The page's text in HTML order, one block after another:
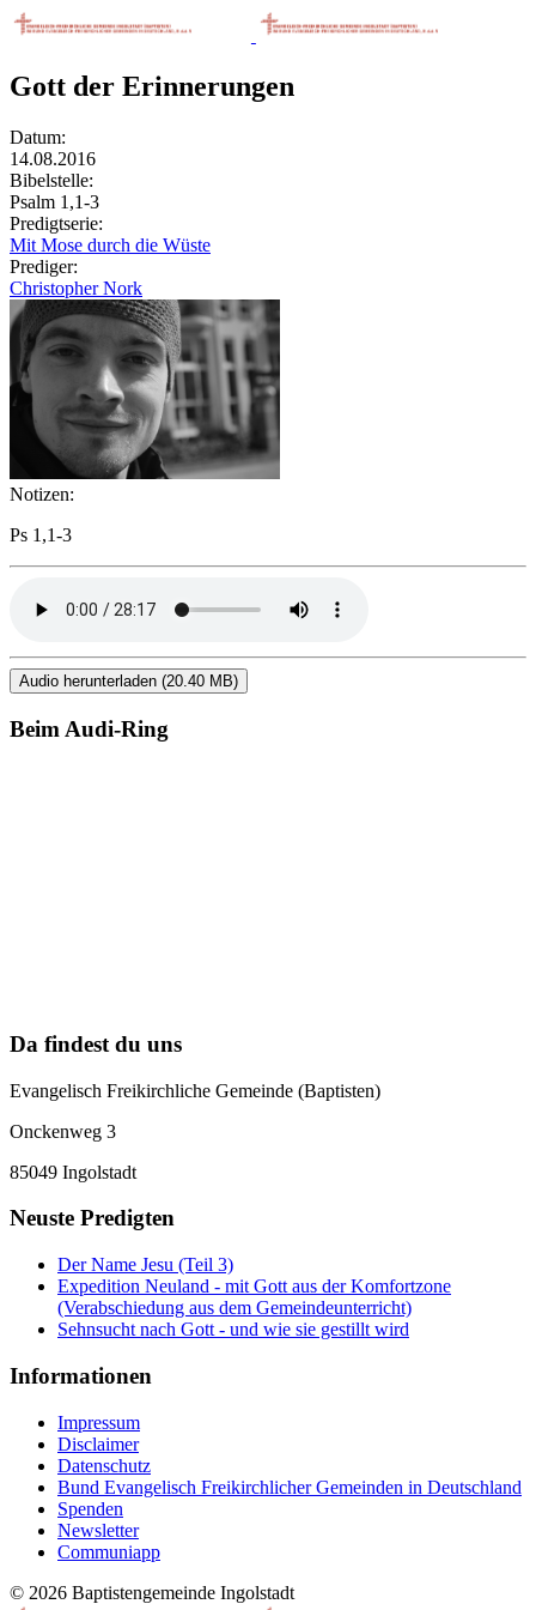
Gott der Erinnerungen
Datum:
14.08.2016
Bibelstelle:
Psalm 1,1-3
Predigtserie:
Mit Mose durch die Wüste
Prediger:
Christopher Nork
Notizen:
Ps 1,1-3
Audio herunterladen (20.40 MB)
Beim Audi-Ring
Da findest du uns
Evangelisch Freikirchliche Gemeinde (Baptisten)
Onckenweg 3
85049 Ingolstadt
Neuste Predigten
Der Name Jesu (Teil 3)
Expedition Neuland - mit Gott aus der Komfortzone
(Verabschiedung aus dem Gemeindeunterricht)
Sehnsucht nach Gott - und wie sie gestillt wird
Informationen
Impressum
Disclaimer
Datenschutz
Bund Evangelisch Freikirchlicher Gemeinden in Deutschland
Spenden
Newsletter
Communiapp
© 2026 Baptistengemeinde Ingolstadt